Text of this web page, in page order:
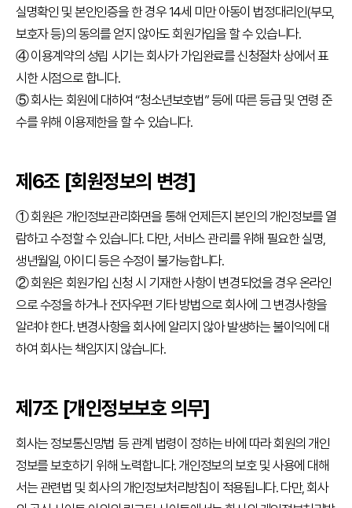
아
동
·
청
소
년
을
시험
시험
자료실
책과함께,
KBS한국어능력시험
선
정
도
서
개
가
방
식
KBS교과통합문해력시험
실명확인 및 본인인증을 한 경우 14세 미만 아동이 법정대리인(부모,
보호자 등)의 동의를 얻지 않아도 회원가입을 할 수 있습니다.
④ 이용계약의 성립 시기는 회사가 가입완료를 신청절차 상에서 표
시한 시점으로 합니다.
⑤ 회사는 회원에 대하여 “청소년보호법” 등에 따른 등급 및 연령 준
수를 위해 이용제한을 할 수 있습니다.
제6조 [회원정보의 변경]
① 회원은 개인정보관리화면을 통해 언제든지 본인의 개인정보를 열
람하고 수정할 수 있습니다. 다만, 서비스 관리를 위해 필요한 실명,
생년월일, 아이디 등은 수정이 불가능합니다.
② 회원은 회원가입 신청 시 기재한 사항이 변경되었을 경우 온라인
으로 수정을 하거나 전자우편 기타 방법으로 회사에 그 변경사항을
알려야 한다. 변경사항을 회사에 알리지 않아 발생하는 불이익에 대
하여 회사는 책임지지 않습니다.
제7조 [개인정보보호 의무]
회사는 정보통신망법 등 관계 법령이 정하는 바에 따라 회원의 개인
정보를 보호하기 위해 노력합니다. 개인정보의 보호 및 사용에 대해
서는 관련법 및 회사의 개인정보처리방침이 적용됩니다. 다만, 회사